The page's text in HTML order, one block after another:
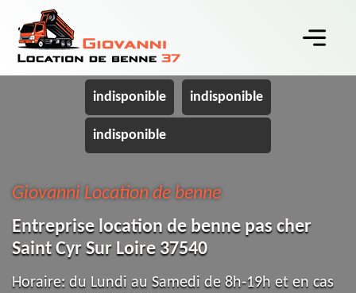
indisponible indisponible
indisponible
Giovanni Location de benne
Entreprise location de benne pas cher
Saint Cyr Sur Loire 37540
Horaire: du Lundi au Samedi de 8h-19h et en cas